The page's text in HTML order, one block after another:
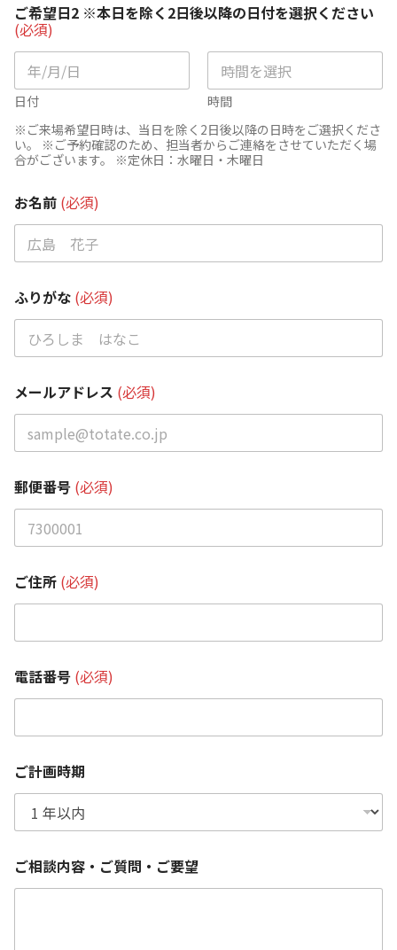
者
ご希望日2 ※本日を除く2日後以降の日付を選択ください
(必須)
日付
時間
※ご来場希望日時は、当日を除く2日後以降の日時をご選択くださ
い。 ※ご予約確認のため、担当者からご連絡をさせていただく場
合がございます。 ※定休日：水曜日・木曜日
お名前 (必須)
ふりがな (必須)
メールアドレス (必須)
郵便番号 (必須)
ご住所 (必須)
電話番号 (必須)
ご計画時期
ご相談内容・ご質問・ご要望